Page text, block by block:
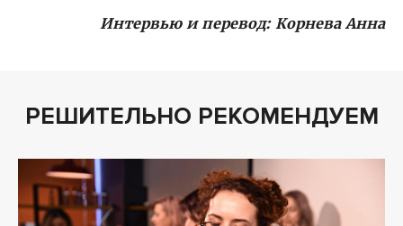
Интервью и перевод: Корнева Анна
РЕШИТЕЛЬНО РЕКОМЕНДУЕМ